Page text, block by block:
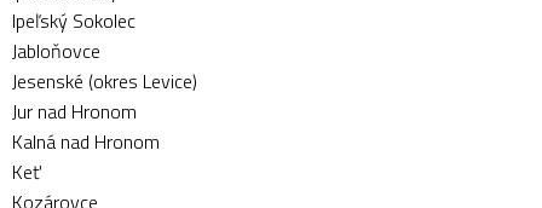
Ipeľský Sokolec
Jabloňovce
Jesenské (okres Levice)
Jur nad Hronom
Kalná nad Hronom
Keť
Kozárovce